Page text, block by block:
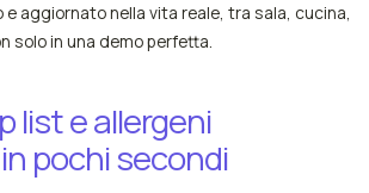
aggiornato nella vita reale, tra sala, cucina,
solo in una demo perfetta.
list e allergeni
pochi secondi